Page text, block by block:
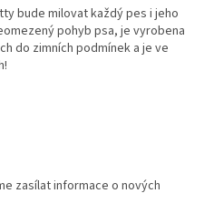
bude milovat každý pes i jeho
pohyb psa, je vyrobena
do zimních podmínek a je ve
zasílat informace o nových